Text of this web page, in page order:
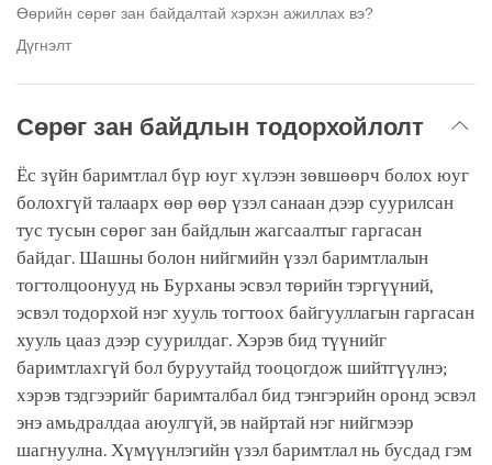
Өөрийн сөрөг зан байдалтай хэрхэн ажиллах вэ?
Дүгнэлт
Сөрөг зан байдлын тодорхойлолт
Ёс зүйн баримтлал бүр юуг хүлээн зөвшөөрч болох юуг
болохгүй талаарх өөр өөр үзэл санаан дээр суурилсан
тус тусын сөрөг зан байдлын жагсаалтыг гаргасан
байдаг. Шашны болон нийгмийн үзэл баримтлалын
тогтолцоонууд нь Бурханы эсвэл төрийн тэргүүний,
эсвэл тодорхой нэг хууль тогтоох байгууллагын гаргасан
хууль цааз дээр суурилдаг. Хэрэв бид түүнийг
баримтлахгүй бол буруутайд тооцогдож шийтгүүлнэ;
хэрэв тэдгээрийг баримталбал бид тэнгэрийн оронд эсвэл
энэ амьдралдаа аюулгүй, эв найртай нэг нийгмээр
шагнуулна. Хүмүүнлэгийн үзэл баримтлал нь бусдад гэм